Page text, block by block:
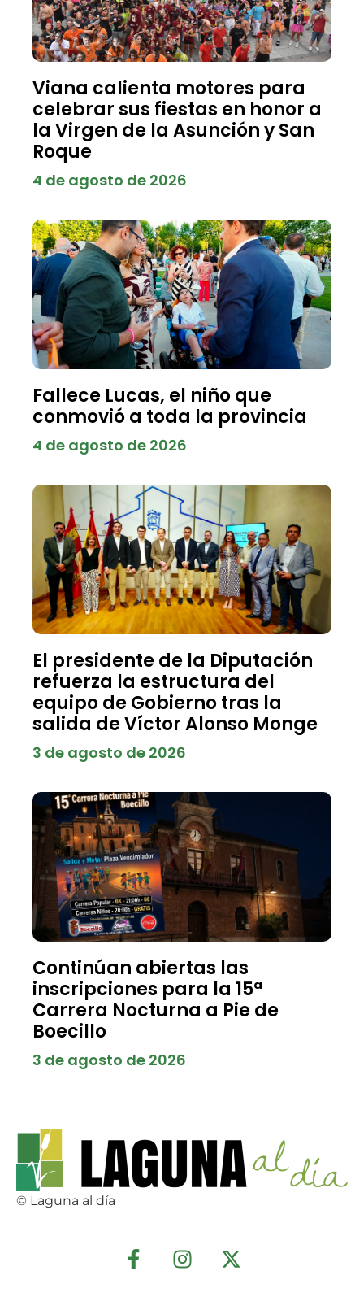
Viana calienta motores para
celebrar sus fiestas en honor a
la Virgen de la Asunción y San
Roque
4 de agosto de 2026
Fallece Lucas, el niño que
conmovió a toda la provincia
4 de agosto de 2026
El presidente de la Diputación
refuerza la estructura del
equipo de Gobierno tras la
salida de Víctor Alonso Monge
3 de agosto de 2026
Continúan abiertas las
inscripciones para la 15ª
Carrera Nocturna a Pie de
Boecillo
3 de agosto de 2026
© Laguna al día